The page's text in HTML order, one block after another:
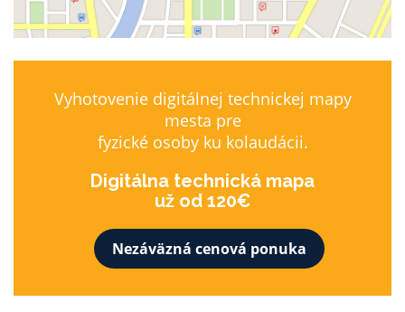
Vyhotovenie digitálnej technickej mapy
mesta pre
fyzické osoby ku kolaudácii.
Digitálna technická mapa
už od 120€
Nezáväzná cenová ponuka